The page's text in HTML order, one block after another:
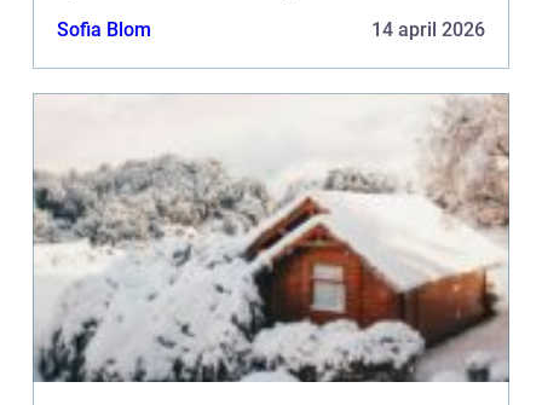
Sofia Blom 14 april 2026